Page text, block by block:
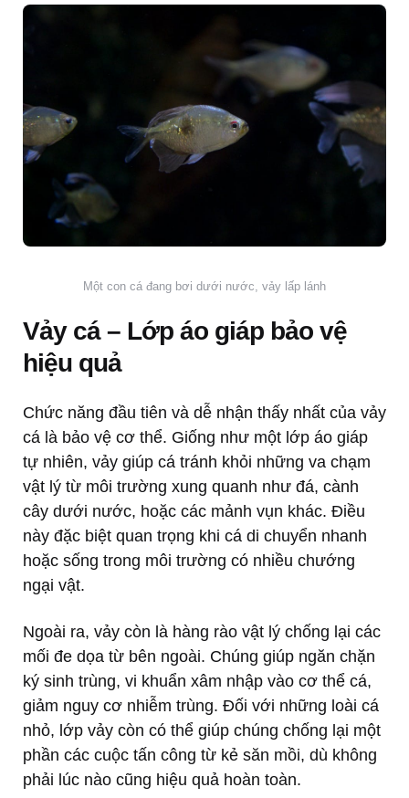
Một con cá đang bơi dưới nước, vảy lấp lánh
Vảy cá – Lớp áo giáp bảo vệ
hiệu quả
Chức năng đầu tiên và dễ nhận thấy nhất của vảy
cá là bảo vệ cơ thể. Giống như một lớp áo giáp
tự nhiên, vảy giúp cá tránh khỏi những va chạm
vật lý từ môi trường xung quanh như đá, cành
cây dưới nước, hoặc các mảnh vụn khác. Điều
này đặc biệt quan trọng khi cá di chuyển nhanh
hoặc sống trong môi trường có nhiều chướng
ngại vật.
Ngoài ra, vảy còn là hàng rào vật lý chống lại các
mối đe dọa từ bên ngoài. Chúng giúp ngăn chặn
ký sinh trùng, vi khuẩn xâm nhập vào cơ thể cá,
giảm nguy cơ nhiễm trùng. Đối với những loài cá
nhỏ, lớp vảy còn có thể giúp chúng chống lại một
phần các cuộc tấn công từ kẻ săn mồi, dù không
phải lúc nào cũng hiệu quả hoàn toàn.